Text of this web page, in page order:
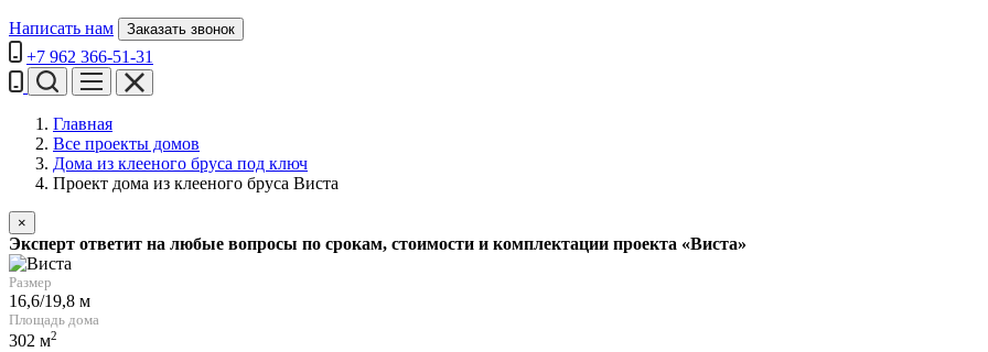
Написать нам Заказать звонок
+7 962 366-51-31
Главная
Все проекты домов
Дома из клееного бруса под ключ
Проект дома из клееного бруса Виста
×
Эксперт ответит на любые вопросы по срокам, стоимости и комплектации проекта «Виста»
Размер
16,6/19,8 м
Площадь дома
302 м2